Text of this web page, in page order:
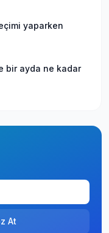
yaparken
bir ayda ne kadar
At